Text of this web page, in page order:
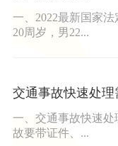
一、2022最新国家
20周岁，男22...
交通事故快速处
一、交通事故快速
故要带证件、...